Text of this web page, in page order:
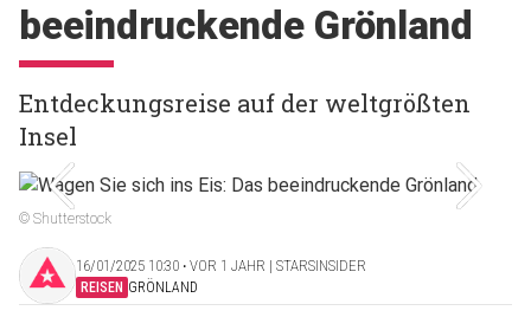
beeindruckende Grönland
Entdeckungsreise auf der weltgrößten
Insel
© Shutterstock
16/01/2025 10:30 ‧ VOR 1 JAHR | STARSINSIDER
REISEN GRÖNLAND